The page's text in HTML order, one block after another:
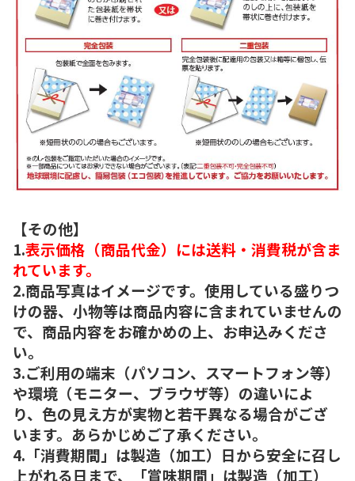
【その他】
1.表示価格（商品代金）には送料・消費税が含ま
れています。
2.商品写真はイメージです。使用している盛りつ
けの器、小物等は商品内容に含まれていませんの
で、商品内容をお確かめの上、お申込みくださ
い。
3.ご利用の端末（パソコン、スマートフォン等）
や環境（モニター、ブラウザ等）の違いによ
り、色の見え方が実物と若干異なる場合がござ
います。あらかじめご了承ください。
4.「消費期間」は製造（加工）日から安全に召し
上がれる日まで、「賞味期間」は製造（加工）